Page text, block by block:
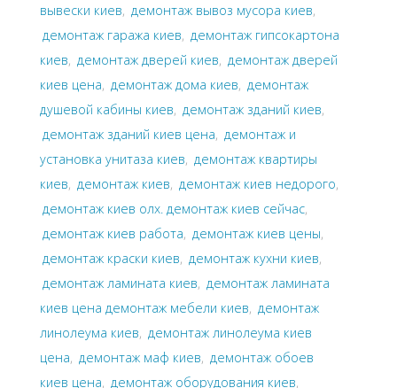
вывески киев, демонтаж вывоз мусора киев,
демонтаж гаража киев, демонтаж гипсокартона
киев, демонтаж дверей киев, демонтаж дверей
киев цена, демонтаж дома киев, демонтаж
душевой кабины киев, демонтаж зданий киев,
демонтаж зданий киев цена, демонтаж и
установка унитаза киев, демонтаж квартиры
киев, демонтаж киев, демонтаж киев недорого,
демонтаж киев олх. демонтаж киев сейчас,
демонтаж киев работа, демонтаж киев цены,
демонтаж краски киев, демонтаж кухни киев,
демонтаж ламината киев, демонтаж ламината
киев цена демонтаж мебели киев, демонтаж
линолеума киев, демонтаж линолеума киев
цена, демонтаж маф киев, демонтаж обоев
киев цена, демонтаж оборудования киев,